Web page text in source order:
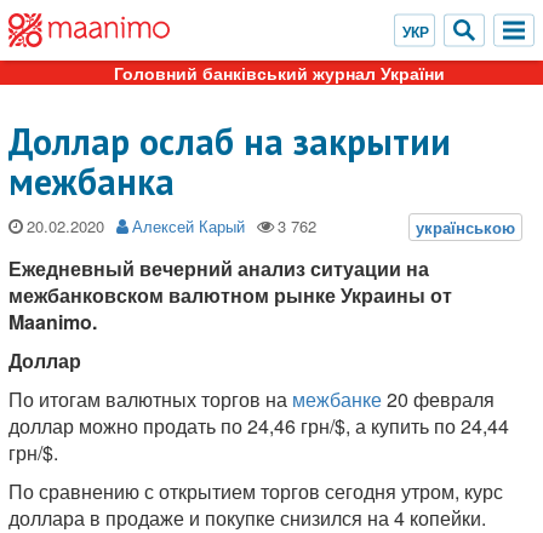
Головний банківський журнал України
Доллар ослаб на закрытии
межбанка
20.02.2020 Алексей Карый
Ежедневный вечерний анализ ситуации на
межбанковском валютном рынке Украины от
Maanimo.
Доллар
По итогам валютных торгов на межбанке20 февраля
доллар можно продать по 24,46 грн/$, а купить по 24,44
грн/$.
По сравнению с открытием торгов сегодня утром, курс
доллара в продаже и покупке снизился на 4 копейки.